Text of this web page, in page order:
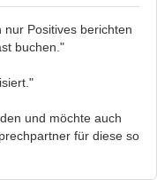
Positives berichten
buchen."
und möchte auch
für diese so